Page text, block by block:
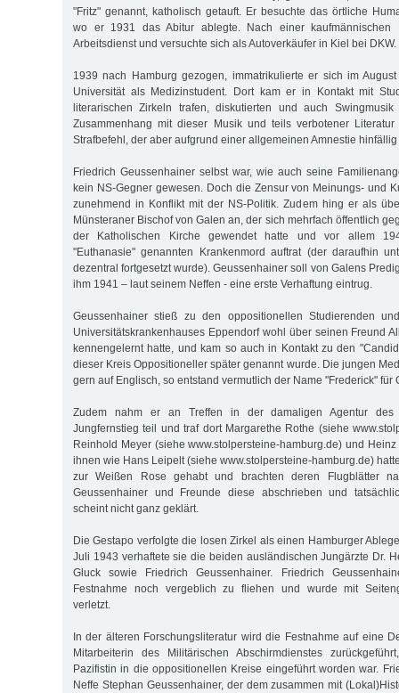
"Fritz" genannt, katholisch getauft. Er besuchte das örtliche
wo er 1931 das Abitur ablegte. Nach einer kaufmännischen
Arbeitsdienst und versuchte sich als Autoverkäufer in Kiel bei DKW.
1939 nach Hamburg gezogen, immatrikulierte er sich im
Universität als Medizinstudent. Dort kam er in Kontakt mit
literarischen Zirkeln trafen, diskutierten und auch Swingmusik
Zusammenhang mit dieser Musik und teils verbotener
Strafbefehl, der aber aufgrund einer allgemeinen Amnestie
Friedrich Geussenhainer selbst war, wie auch seine
kein NS-Gegner gewesen. Doch die Zensur von Meinungs- und
zunehmend in Konflikt mit der NS-Politik. Zudem hing er als
Münsteraner Bischof von Galen an, der sich mehrfach öffentlich
der Katholischen Kirche gewendet hatte und vor allem
"Euthanasie" genannten Krankenmord auftrat (der daraufhin
dezentral fortgesetzt wurde). Geussenhainer soll von Galens
ihm 1941 – laut seinem Neffen - eine erste Verhaftung eintrug.
Geussenhainer stieß zu den oppositionellen Studierenden
Universitätskrankenhauses Eppendorf wohl über seinen Freund
kennengelernt hatte, und kam so auch in Kontakt zu den
dieser Kreis Oppositioneller später genannt wurde. Die jungen
gern auf Englisch, so entstand vermutlich der Name "Frederick" für
Zudem nahm er an Treffen in der damaligen Agentur des
Jungfernstieg teil und traf dort Margarethe Rothe (siehe
Reinhold Meyer (siehe www.stolpersteine-hamburg.de) und
ihnen wie Hans Leipelt (siehe www.stolpersteine-hamburg.de)
zur Weißen Rose gehabt und brachten deren Flugblätter
Geussenhainer und Freunde diese abschrieben und
scheint nicht ganz geklärt.
Die Gestapo verfolgte die losen Zirkel als einen Hamburger
Juli 1943 verhaftete sie die beiden ausländischen Jungärzte Dr.
Gluck sowie Friedrich Geussenhainer. Friedrich
Festnahme noch vergeblich zu fliehen und wurde mit
verletzt.
In der älteren Forschungsliteratur wird die Festnahme auf eine
Mitarbeiterin des Militärischen Abschirmdienstes
Pazifistin in die oppositionellen Kreise eingeführt worden war.
Neffe Stephan Geussenhainer, der dem zusammen mit